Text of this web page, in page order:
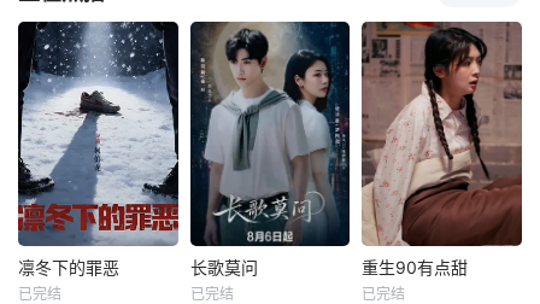
凛冬下的罪恶
已完结
长歌莫问
已完结
重生90有点甜
已完结